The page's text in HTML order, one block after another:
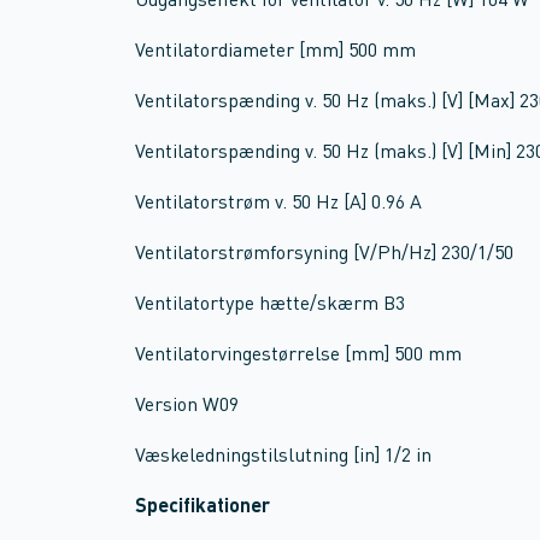
Ventilatordiameter [mm] 500 mm
Ventilatorspænding v. 50 Hz (maks.) [V] [Max]
Ventilatorspænding v. 50 Hz (maks.) [V] [Min]
Ventilatorstrøm v. 50 Hz [A] 0.96 A
Ventilatorstrømforsyning [V/Ph/Hz] 230/1/50
Ventilatortype hætte/skærm B3
Ventilatorvingestørrelse [mm] 500 mm
Version W09
Væskeledningstilslutning [in] 1/2 in
Specifikationer